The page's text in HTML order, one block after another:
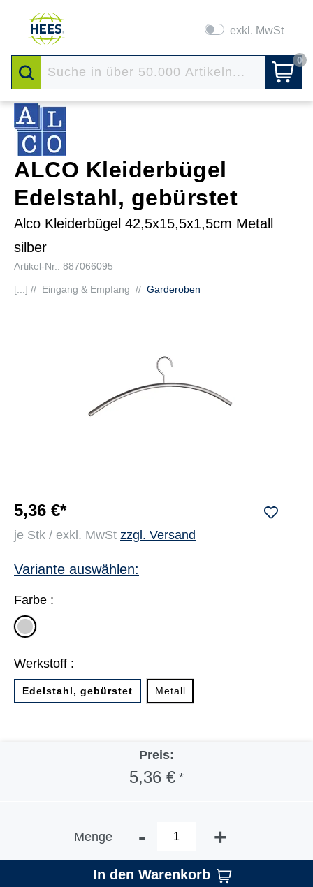
exkl. MwSt
0
ALCO Kleiderbügel
Edelstahl, gebürstet
Alco Kleiderbügel 42,5x15,5x1,5cm Metall
silber
Artikel-Nr.: 887066095
[...] // Eingang & Empfang // Garderoben
5,36 €*
je Stk / exkl. MwSt zzgl. Versand
Variante auswählen:
Farbe :
silber
Werkstoff :
Edelstahl, gebürstet Metall
Preis:
5,36 € *
Menge - +
In den Warenkorb